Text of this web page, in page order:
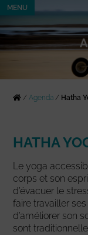
MENU
/Agenda / Hatha
HATHA
Le yoga
corps et son
d’évacuer le
faire travailler
d’améliorer son
sont